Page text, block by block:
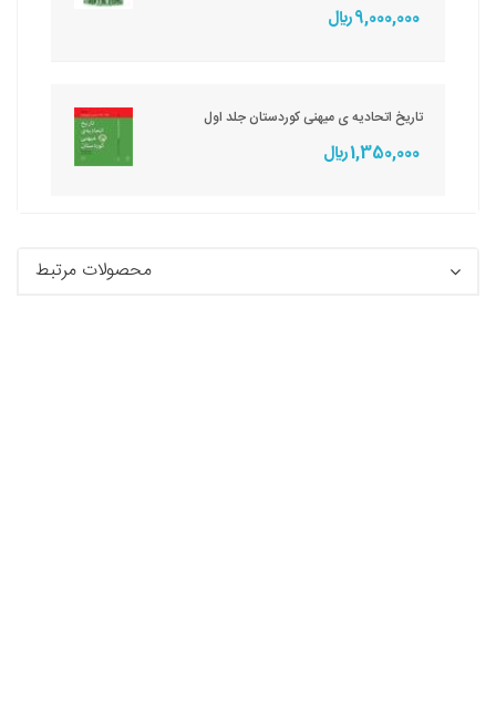
9,000,000 ريال
تاریخ اتحادیه ی میهنی کوردستان جلد اول
1,350,000 ريال
محصولات مرتبط